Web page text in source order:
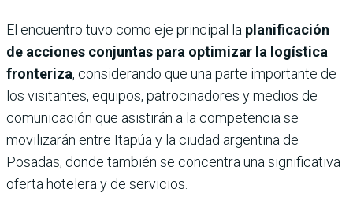
El encuentro tuvo como eje principal la planificación
de acciones conjuntas para optimizar la logística
fronteriza, considerando que una parte importante de
los visitantes, equipos, patrocinadores y medios de
comunicación que asistirán a la competencia se
movilizarán entre Itapúa y la ciudad argentina de
Posadas, donde también se concentra una significativa
oferta hotelera y de servicios.